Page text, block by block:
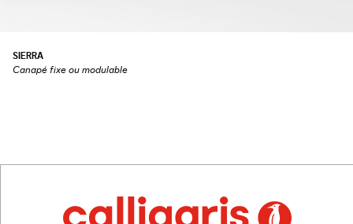
SIERRA
Canapé fixe ou modulable